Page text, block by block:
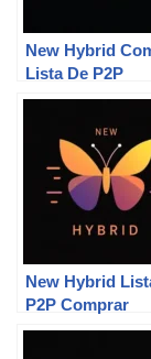
New Hybrid
Lista De P2P
New Hybrid
P2P Comprar